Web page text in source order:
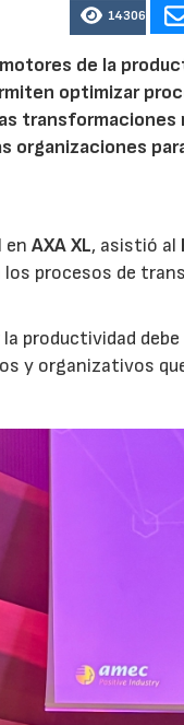
14306
de la
optimizar
transformaciones
organizaciones
enAXA XL, asistió al
procesos de
productividad debe
y organizativos